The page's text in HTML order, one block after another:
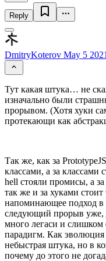
Reply
DmitryKoterov May 5
Тут какая штука… не
изначально были
прорывом. (Хотя хуки
протекающи как
Так же, как за
классами, а за классами
hell стояли промисы, а
так же и за хуками
напоминающее подход в
следующий прорыв уже,
много легаси и
парадигм. Как
небыстрая штука, но в
почему до этого не